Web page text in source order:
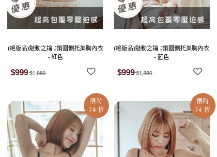
(絕版品)魅動之鑰 J鋼圈側托美胸內衣
- 紅色
$999 $1,880
(絕版品)魅動之鑰 J鋼圈側托美胸內衣
- 藍色
$999 $1,880
限時
74 折
限時
74 折